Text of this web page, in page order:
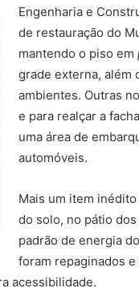
Engenharia e
de restauração do
mantendo o piso em
grade externa, além
ambientes. Outras
e para realçar a
uma área de
automóveis.
Mais um item
do solo, no pátio
padrão de energia
foram repaginados
acessibilidade.